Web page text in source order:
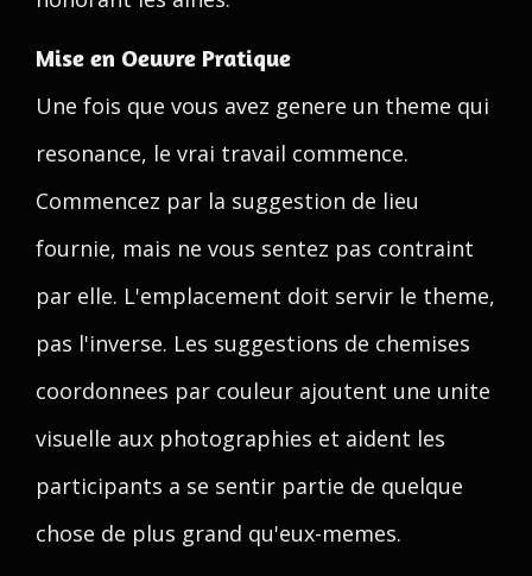
Mise en Oeuvre Pratique
Une fois que vous avez genere un theme qui
resonance, le vrai travail commence.
Commencez par la suggestion de lieu
fournie, mais ne vous sentez pas contraint
par elle. L'emplacement doit servir le theme,
pas l'inverse. Les suggestions de chemises
coordonnees par couleur ajoutent une unite
visuelle aux photographies et aident les
participants a se sentir partie de quelque
chose de plus grand qu'eux-memes.